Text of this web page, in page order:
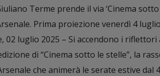
Terme prende il via ‘Cinema
Prima proiezione venerdì 4
02 luglio 2025 – Si accendono i
di “Cinema sotto le stelle”, la
che animerà le serate estive dal